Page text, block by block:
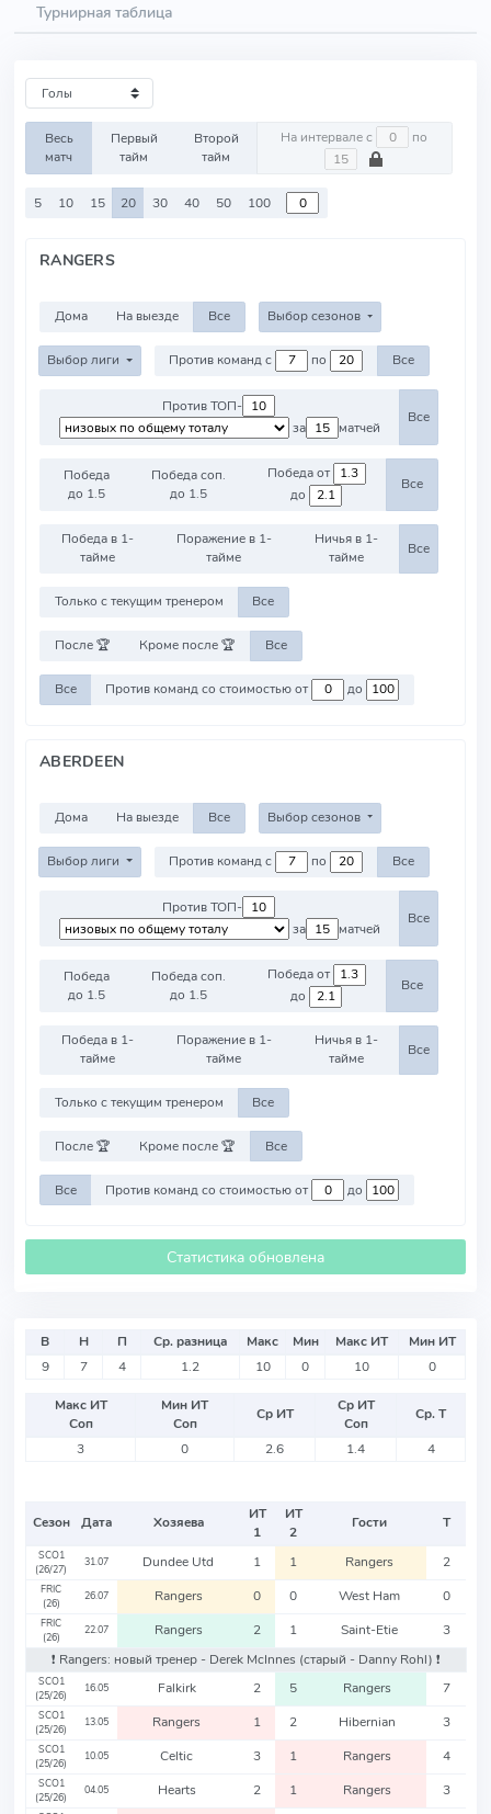
Турнирная таблица
Весь
матч
Первый
тайм
Второй
тайм
На интервале с по
5 10 15 20 30 40 50 100
RANGERS
Дома На выезде Все Выбор сезонов
Выбор лиги Против команд с по Все
Против ТОП-
за
матчей
Все
Победа
до 1.5
Победа соп.
до 1.5
Победа от
до
Все
Победа в 1-
тайме
Поражение в 1-
тайме
Ничья в 1-
тайме
Все
Только с текущим тренером Все
После 🏆 Кроме после 🏆 Все
Все Против команд со стоимостью от до
ABERDEEN
Дома На выезде Все Выбор сезонов
Выбор лиги Против команд с по Все
Против ТОП-
за
матчей
Все
Победа
до 1.5
Победа соп.
до 1.5
Победа от
до
Все
Победа в 1-
тайме
Поражение в 1-
тайме
Ничья в 1-
тайме
Все
Только с текущим тренером Все
После 🏆 Кроме после 🏆 Все
Все Против команд со стоимостью от до
Статистика обновлена
В Н П Ср. разница Макс Мин Макс ИТ
Мин ИТ
9
7 4 1.2 10 0 10 0
Макс ИТ
Соп
Мин ИТ
Соп
Ср ИТ
Ср ИТ
Соп
Ср. Т
3
0 2.6 1.4 4
Сезон Дата Хозяева
ИТ
1
ИТ
2
Гости Т
SCO1
(26/27)
31.07 Dundee Utd 1 1 Rangers 2
FRIC
(26)
26.07 Rangers 0 0 West Ham 0
FRIC
(26)
22.07 Rangers 2 1 Saint-Etie
3
❗️ Rangers: новый тренер - Derek McInnes (старый - Danny Rohl) ❗️
SCO1
(25/26)
16.05 Falkirk 2 5 Rangers 7
SCO1
(25/26)
13.05 Rangers 1 2 Hibernian 3
SCO1
(25/26)
10.05 Celtic 3 1 Rangers 4
SCO1
(25/26)
04.05 Hearts 2 1 Rangers 3